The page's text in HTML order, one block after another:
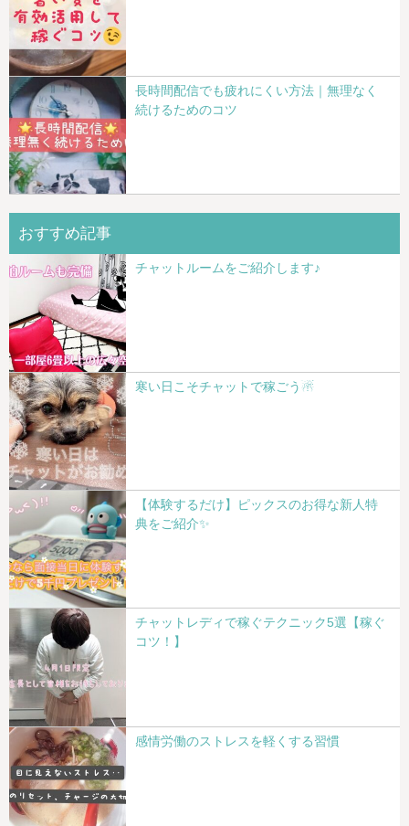
長時間配信でも疲れにくい方法｜無理なく
続けるためのコツ
おすすめ記事
チャットルームをご紹介します♪
寒い日こそチャットで稼ごう☃
【体験するだけ】ピックスのお得な新人特
典をご紹介✨
チャットレディで稼ぐテクニック5選【稼ぐ
コツ！】
感情労働のストレスを軽くする習慣